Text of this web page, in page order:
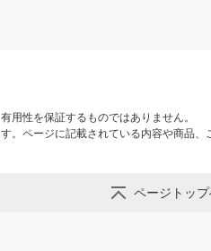
用性を保証するものではありません。
ページに記載されている内容や商品
ページトッ